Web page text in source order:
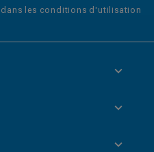
les conditions d'utilisation